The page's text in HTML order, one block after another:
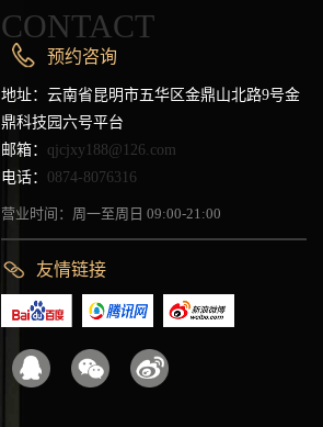
CONTACT
预约咨询
地址：云南省昆明市五华区金鼎山北路9号金
鼎科技园六号平台
邮箱： qjcjxy188@126.com
电话： 0874-8076316
营业时间：周一至周日 09:00-21:00
友情链接